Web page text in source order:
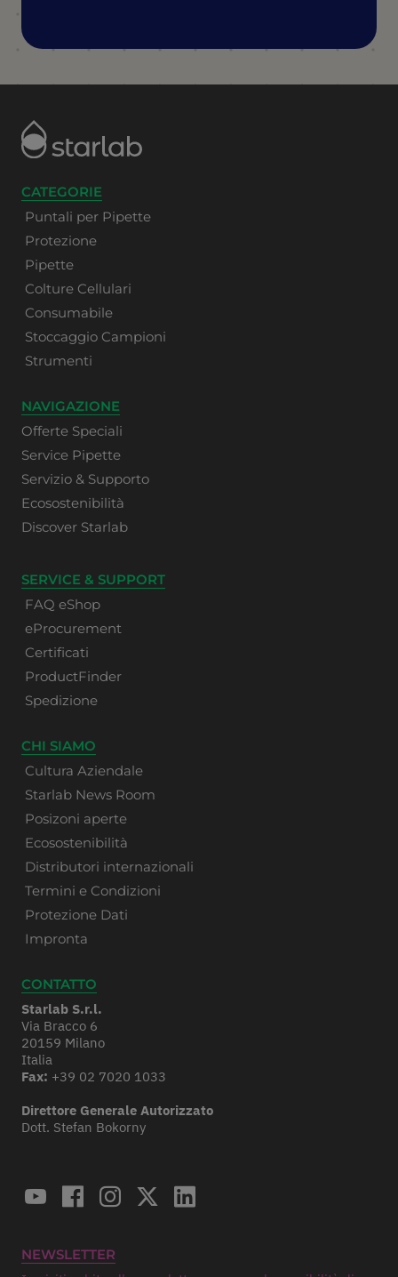
CATEGORIE
Puntali per Pipette
Protezione
Pipette
Colture Cellulari
Consumabile
Stoccaggio Campioni
Strumenti
NAVIGAZIONE
Offerte Speciali
Service Pipette
Servizio & Supporto
Ecosostenibilità
Discover Starlab
SERVICE & SUPPORT
FAQ eShop
eProcurement
Certificati
ProductFinder
Spedizione
CHI SIAMO
Cultura Aziendale
Starlab News Room
Posizoni aperte
Ecosostenibilità
Distributori internazionali
Termini e Condizioni
Protezione Dati
Impronta
CONTATTO
Starlab S.r.l.
Via Bracco 6
20159 Milano
Italia
Fax: +39 02 7020 1033
Direttore Generale Autorizzato
Dott. Stefan Bokorny
NEWSLETTER